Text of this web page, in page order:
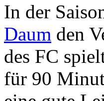
In der
Daum den
des FC
für 90